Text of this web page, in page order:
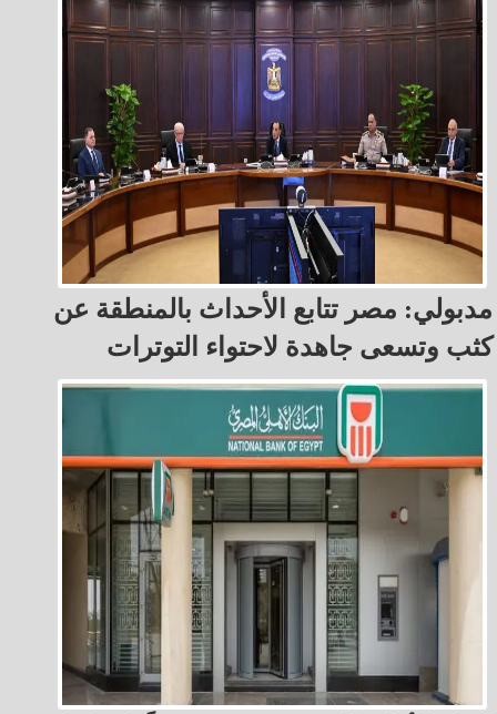
مدبولي: مصر تتابع الأحداث بالمنطقة عن
كثب وتسعى جاهدة لاحتواء التوترات